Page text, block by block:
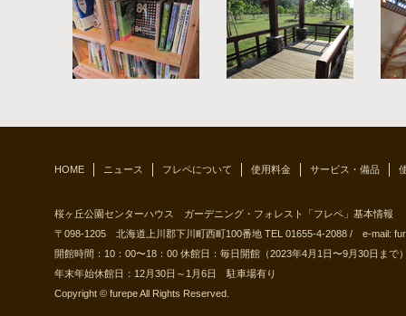
HOME ニュース フレペについて 使用料金 サービス・備品
桜ヶ丘公園センターハウス ガーデニング・フォレスト「フレペ」基本情報
〒098-1205 北海道上川郡下川町西町100番地 TEL 01655-4-2088 / e-mail:
開館時間：10：00〜18：00 休館日：毎日開館（2023年4月1日〜9月30日まで
年末年始休館日：12月30日～1月6日 駐車場有り
Copyright © furepe All Rights Reserved.